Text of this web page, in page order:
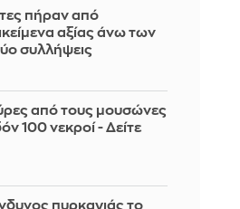
πήραν από
αξίας άνω των
συλλήψεις
από τους μουσώνες
100 νεκροί - Δείτε
πυρκαγιάς το